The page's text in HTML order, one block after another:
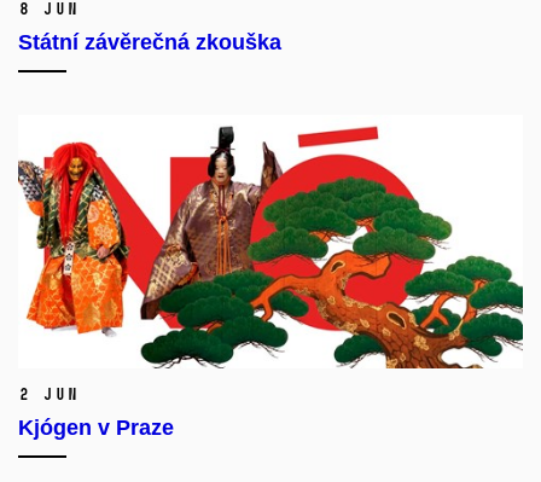
8 Jun
Státní závěrečná zkouška
2 Jun
Kjógen v Praze